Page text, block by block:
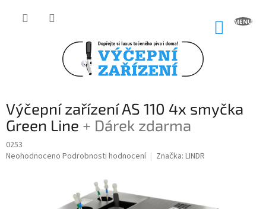
Výčepní zařízení AS 110 4x smyčka
Green Line + Dárek zdarma
0253
Průměrné
Neohodnoceno Podrobnosti hodnocení Značka: LINDR